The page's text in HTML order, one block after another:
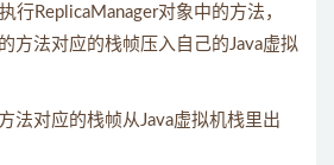
行ReplicaManager对象中的方法，
方法对应的栈帧压入自己的Java虚拟
法对应的栈帧从Java虚拟机栈里出